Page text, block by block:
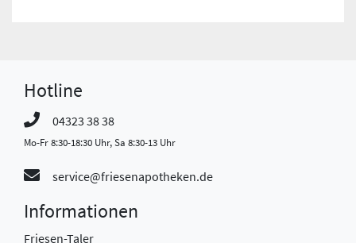
Hotline
04323 38 38
Mo-Fr 8:30-18:30 Uhr, Sa 8:30-13 Uhr
service@friesenapotheken.de
Informationen
Friesen-Taler